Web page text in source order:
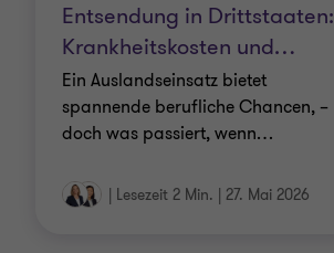
Entsendung in Drittstaaten:
Krankheitskosten und…
Ein Auslandseinsatz bietet
spannende berufliche Chancen, –
doch was passiert, wenn…
| Lesezeit 2 Min. | 27. Mai 2026